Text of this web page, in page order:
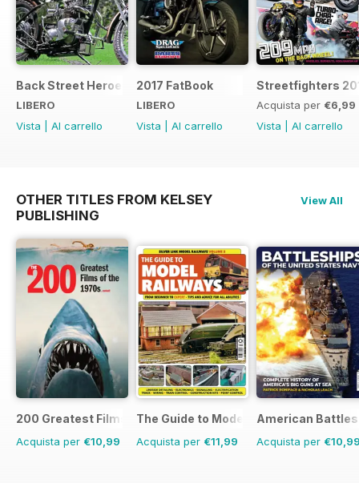
Back Street Heroes - Special Edition - Free
LIBERO
Vista
Al carrello
2017 FatBook
LIBERO
Vista
Al carrello
Streetfighters
Acquista per €6,99
Vista
Al carrello
OTHER TITLES FROM KELSEY
PUBLISHING
View All
200 Greatest Films of the 1970s
Acquista per €10,99
The Guide to Model Railways
Acquista per €11,99
American
Acquista per